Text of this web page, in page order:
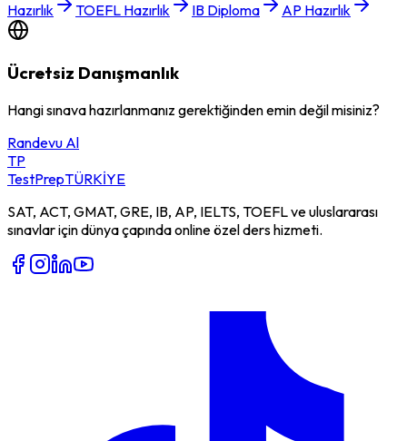
Hazırlık
TOEFL Hazırlık IB Diploma AP Hazırlık
Ücretsiz Danışmanlık
Hangi sınava hazırlanmanız gerektiğinden emin değil misiniz?
Randevu Al
TP
TestPrepTÜRKİYE
SAT, ACT, GMAT, GRE, IB, AP, IELTS, TOEFL ve uluslararası
sınavlar için dünya çapında online özel ders hizmeti.